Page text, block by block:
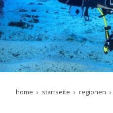
home startseite regionen